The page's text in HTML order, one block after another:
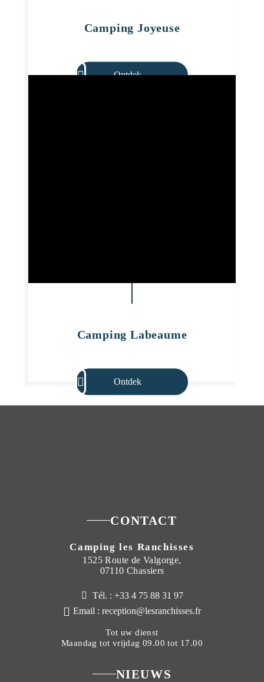
Camping Joyeuse
Ontdek
Camping Labeaume
Ontdek
CONTACT
Camping les Ranchisses
1525 Route de Valgorge,
07110 Chassiers
Tél. : +33 4 75 88 31 97
Email : reception@lesranchisses.fr
Tot uw dienst
Maandag tot vrijdag 09.00 tot 17.00
NIEUWS